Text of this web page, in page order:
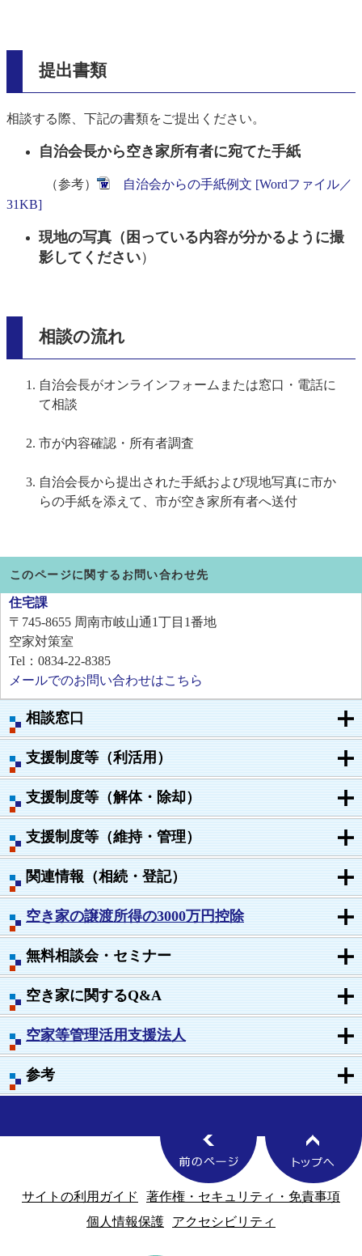
相談窓口
支援制度等（利活用）
支援制度等（解体・除却）
支援制度等（維持・管理）
関連情報（相続・登記）
空き家の譲渡所得の3000万円控除
無料相談会・セミナー
空き家に関するQ&A
空家等管理活用支援法人
参考
提出書類
相談する際、下記の書類をご提出ください。
自治会長から空き家所有者に宛てた手紙
（参考）
自治会からの手紙例文 [Wordファイル／
31KB]
現地の写真（困っている内容が分かるように撮
影してください）
相談の流れ
自治会長がオンラインフォームまたは窓口・電話に
て相談
市が内容確認・所有者調査
自治会長から提出された手紙および現地写真に市か
らの手紙を添えて、市が空き家所有者へ送付
このページに関するお問い合わせ先
住宅課
〒745-8655 周南市岐山通1丁目1番地
空家対策室
Tel：0834-22-8385
メールでのお問い合わせはこちら
サイトの利用ガイド
著作権・セキュリティ・免責事項
個人情報保護
アクセシビリティ